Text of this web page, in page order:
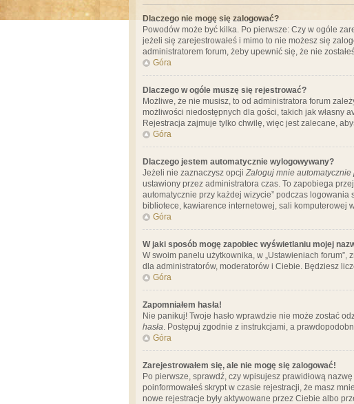
Dlaczego nie mogę się zalogować?
Powodów może być kilka. Po pierwsze: Czy w ogóle
jeżeli się zarejestrowałeś i mimo to nie możesz się
administratorem forum, żeby upewnić się, że nie
Góra
Dlaczego w ogóle muszę się rejestrować?
Możliwe, że nie musisz, to od administratora forum
możliwości niedostępnych dla gości, takich jak własny
Rejestracja zajmuje tylko chwilę, więc jest zalecane,
Góra
Dlaczego jestem automatycznie wylogowywany?
Jeżeli nie zaznaczysz opcji Zaloguj mnie
ustawiony przez administratora czas. To zapobiega
automatycznie przy każdej wizycie” podczas
bibliotece, kawiarence internetowej, sali komputerowej
Góra
W jaki sposób mogę zapobiec wyświetlaniu mojej
W swoim panelu użytkownika, w „Ustawieniach forum”,
dla administratorów, moderatorów i Ciebie. Będziesz
Góra
Zapomniałem hasła!
Nie panikuj! Twoje hasło wprawdzie nie może zostać
hasła. Postępuj zgodnie z instrukcjami, a
Góra
Zarejestrowałem się, ale nie mogę się zalogować!
Po pierwsze, sprawdź, czy wpisujesz prawidłową
poinformowałeś skrypt w czasie rejestracji, że masz
nowe rejestracje były aktywowane przez Ciebie albo